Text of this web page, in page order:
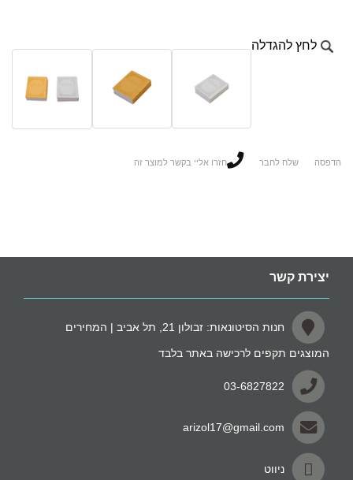
לחץ להגדלה
הדפסה שלח לחבר חזרו אליי בקשר למוצר זה
יצירת קשר
חנות הסיטונאות: זבולון 21, תל אביב | המחירים
המוצגים תקפים לרכישה באתר בלבד
03-6827822
arizol17@gmail.com
ניווט